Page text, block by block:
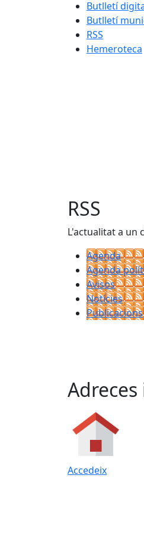
Butlletí
Butlletí
RSS
Hemeroteca
RSS
L'actualitat a un
Agenda
Agenda
Avisos
Notícies
Publicacions
Accedeix